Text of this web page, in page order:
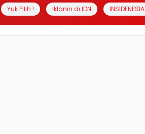
Yuk Pilih ! Iklanin di IDN INSIDENESIA